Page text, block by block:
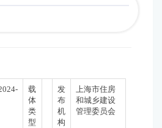
载
体
类
型
发
布
机
构
上海市住房
和城乡建设
管理委员会